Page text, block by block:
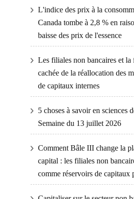
L'indice des prix à la
Canada tombe à 2,8 % en
baisse des prix de l'essence
Les filiales non bancaires et la
cachée de la réallocation des
de capitaux internes
5 choses à savoir en sciences
Semaine du 13 juillet 2026
Comment Bâle III change la
capital : les filiales non
comme réservoirs de capitaux